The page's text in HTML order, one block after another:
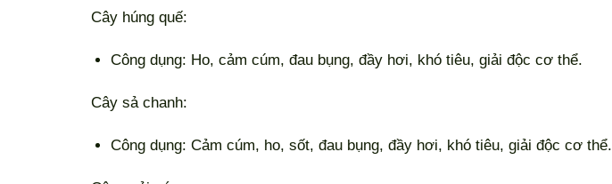
Cây húng quế:
Công dụng: Ho, cảm cúm, đau bụng, đầy hơi, khó tiêu, giải độc cơ thể.
Cây sả chanh:
Công dụng: Cảm cúm, ho, sốt, đau bụng, đầy hơi, khó tiêu, giải độc cơ thể.